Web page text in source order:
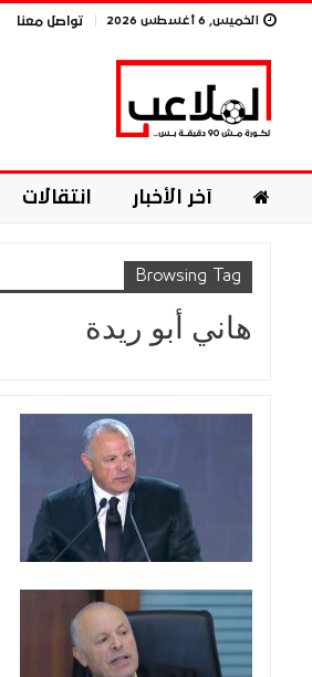
الخميس, 6 أغسطس 2026 تواصل معنا
آخر الأخبار انتقالات
Browsing Tag
هاني أبو ريدة